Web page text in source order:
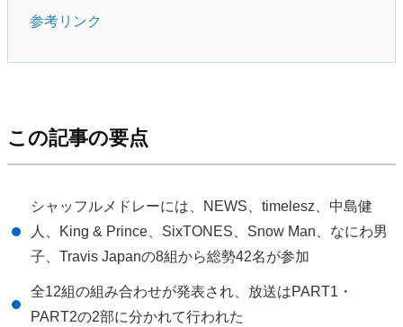
参考リンク
この記事の要点
シャッフルメドレーには、NEWS、timelesz、中島健
人、King & Prince、SixTONES、Snow Man、なにわ男
子、Travis Japanの8組から総勢42名が参加
全12組の組み合わせが発表され、放送はPART1・
PART2の2部に分かれて行われた